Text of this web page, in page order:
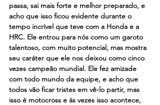
passa, sai mais forte e melhor preparado, e
acho que isso ficou evidente durante o
tempo incrível que teve com a Honda e a
HRC. Ele entrou para nós como um garoto
talentoso, com muito potencial, mas mostra
seu caráter que ele nos deixou como cinco
vezes campeão mundial. Ele fez amizade
com todo mundo da equipe, e acho que
todos vão ficar tristes em vê-lo partir, mas
isso é motocross e às vezes isso acontece,